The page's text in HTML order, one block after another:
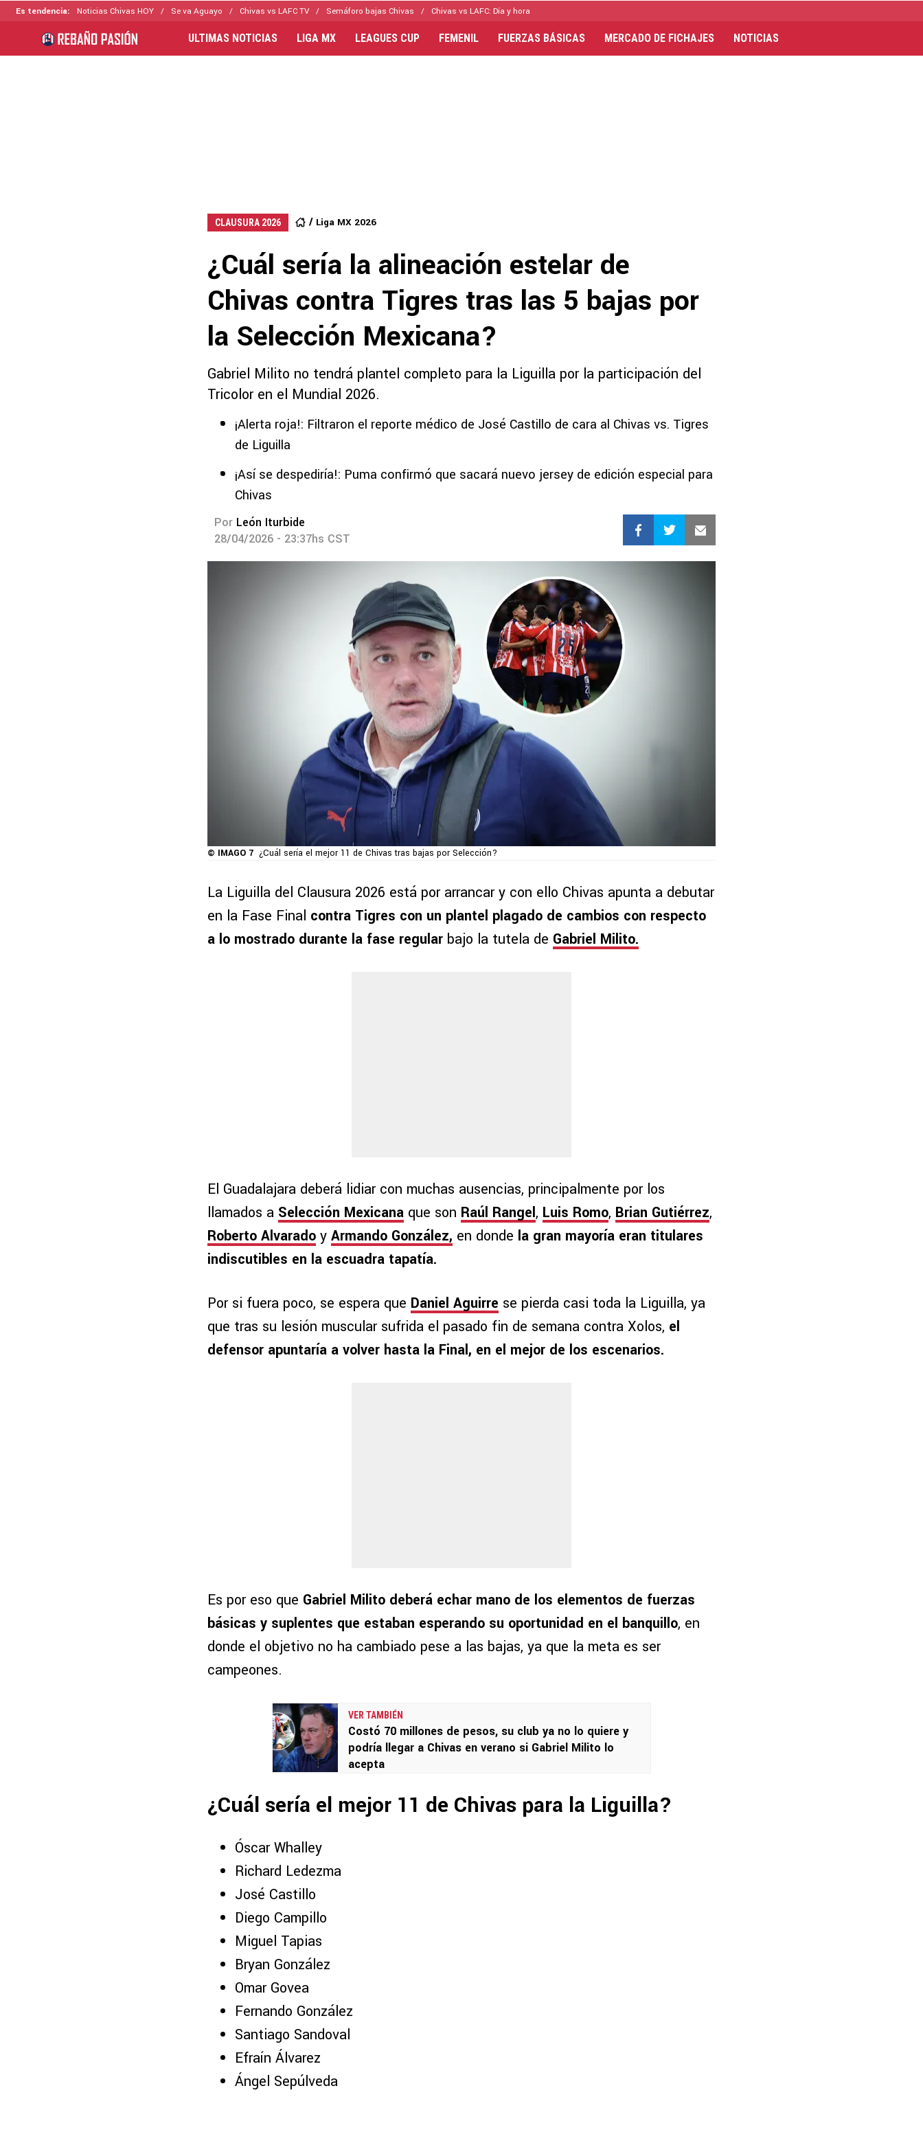
Es tendencia: Noticias Chivas HOY Se va Aguayo Chivas vs LAFC TV Semáforo bajas Chivas Chivas vs LAFC: Día y hora
ULTIMAS NOTICIAS LIGA MX LEAGUES CUP FEMENIL FUERZAS BÁSICAS MERCADO DE FICHAJES NOTICIAS
CLAUSURA 2026 Liga MX 2026
¿Cuál sería la alineación estelar de
Chivas contra Tigres tras las 5 bajas por
la Selección Mexicana?
Gabriel Milito no tendrá plantel completo para la Liguilla por la participación del
Tricolor en el Mundial 2026.
¡Alerta roja!: Filtraron el reporte médico de José Castillo de cara al Chivas vs. Tigres
de Liguilla
¡Así se despediría!: Puma confirmó que sacará nuevo jersey de edición especial para
Chivas
Por León Iturbide
28/04/2026 - 23:37hs CST
© IMAGO 7 ¿Cuál sería el mejor 11 de Chivas tras bajas por Selección?
La Liguilla del Clausura 2026 está por arrancar y con ello Chivas apunta a debutar
en la Fase Final contra Tigres con un plantel plagado de cambios con respecto
a lo mostrado durante la fase regular bajo la tutela de Gabriel Milito.
El Guadalajara deberá lidiar con muchas ausencias, principalmente por los
llamados a Selección Mexicana que son Raúl Rangel, Luis Romo, Brian Gutiérrez,
Roberto Alvarado y Armando González, en donde la gran mayoría eran titulares
indiscutibles en la escuadra tapatía.
Por si fuera poco, se espera que Daniel Aguirre se pierda casi toda la Liguilla, ya
que tras su lesión muscular sufrida el pasado fin de semana contra Xolos, el
defensor apuntaría a volver hasta la Final, en el mejor de los escenarios.
Es por eso que Gabriel Milito deberá echar mano de los elementos de fuerzas
básicas y suplentes que estaban esperando su oportunidad en el banquillo, en
donde el objetivo no ha cambiado pese a las bajas, ya que la meta es ser
campeones.
VER TAMBIÉN
Costó 70 millones de pesos, su club ya no lo quiere y
podría llegar a Chivas en verano si Gabriel Milito lo
acepta
¿Cuál sería el mejor 11 de Chivas para la Liguilla?
Óscar Whalley
Richard Ledezma
José Castillo
Diego Campillo
Miguel Tapias
Bryan González
Omar Govea
Fernando González
Santiago Sandoval
Efraín Álvarez
Ángel Sepúlveda